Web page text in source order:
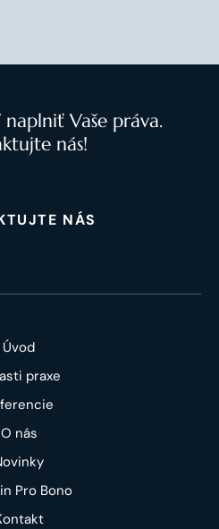
Vaše práva.
nás!
NÁS
Úvod
praxe
O nás
Pro Bono